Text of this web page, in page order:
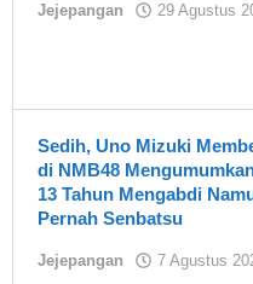
Jejepangan 29 Agustus
Sedih, Uno Mizuki
di NMB48
13 Tahun Mengabdi
Pernah Senbatsu
Jejepangan 7 Agustus